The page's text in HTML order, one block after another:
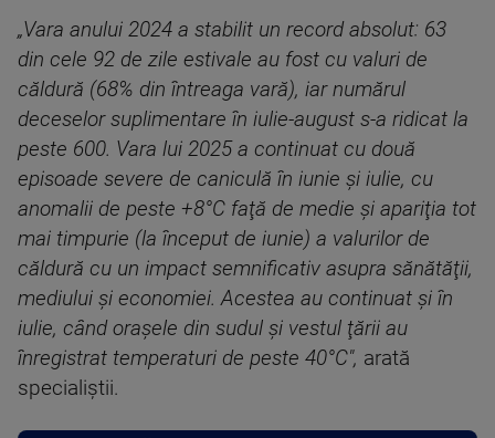
„Vara anului 2024 a stabilit un record absolut: 63
din cele 92 de zile estivale au fost cu valuri de
căldură (68% din întreaga vară), iar numărul
deceselor suplimentare în iulie-august s-a ridicat la
peste 600. Vara lui 2025 a continuat cu două
episoade severe de caniculă în iunie şi iulie, cu
anomalii de peste +8°C faţă de medie şi apariţia tot
mai timpurie (la început de iunie) a valurilor de
căldură cu un impact semnificativ asupra sănătăţii,
mediului şi economiei. Acestea au continuat şi în
iulie, când oraşele din sudul şi vestul ţării au
înregistrat temperaturi de peste 40°C", arată
specialiştii.